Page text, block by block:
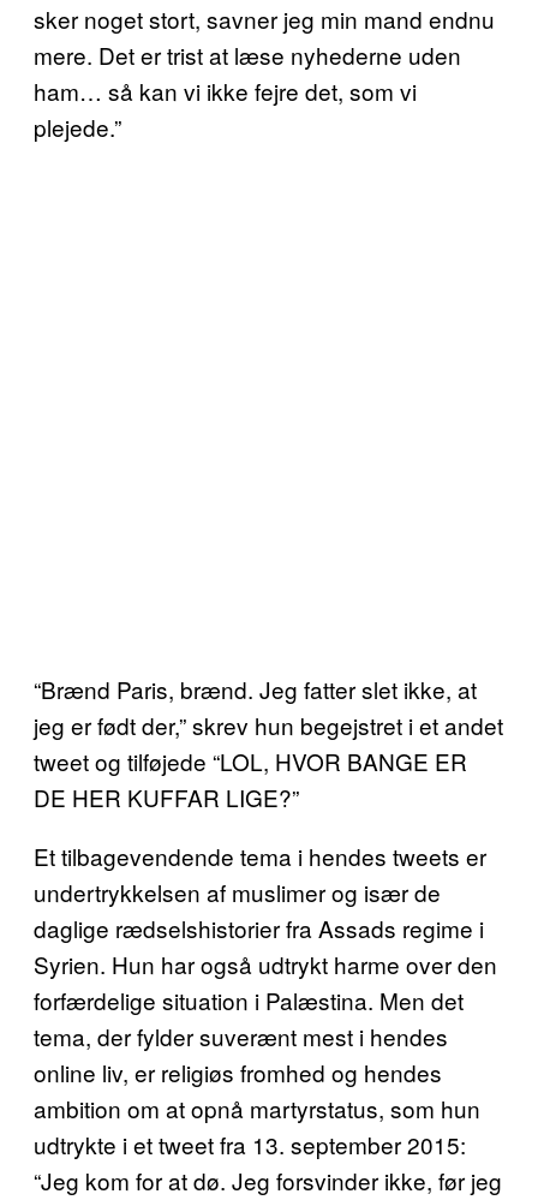
sker noget stort, savner jeg min mand endnu
mere. Det er trist at læse nyhederne uden
ham… så kan vi ikke fejre det, som vi
plejede.”
“Brænd Paris, brænd. Jeg fatter slet ikke, at
jeg er født der,” skrev hun begejstret i et andet
tweet og tilføjede “LOL, HVOR BANGE ER
DE HER KUFFAR LIGE?”
Et tilbagevendende tema i hendes tweets er
undertrykkelsen af muslimer og især de
daglige rædselshistorier fra Assads regime i
Syrien. Hun har også udtrykt harme over den
forfærdelige situation i Palæstina. Men det
tema, der fylder suverænt mest i hendes
online liv, er religiøs fromhed og hendes
ambition om at opnå martyrstatus, som hun
udtrykte i et tweet fra 13. september 2015:
“Jeg kom for at dø. Jeg forsvinder ikke, før jeg